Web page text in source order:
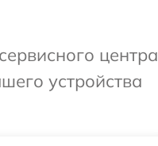
центра
устройства